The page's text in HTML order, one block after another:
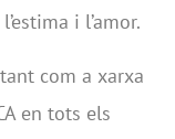
i l’amor.
com a xarxa
en tots els